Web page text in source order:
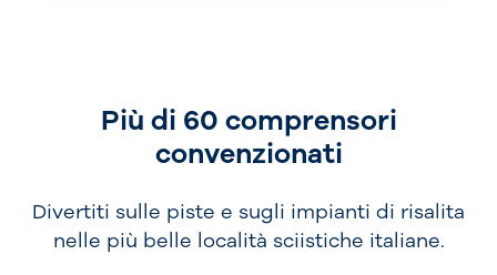
Più di 60 comprensori
convenzionati
Divertiti sulle piste e sugli impianti di risalita
nelle più belle località sciistiche italiane.